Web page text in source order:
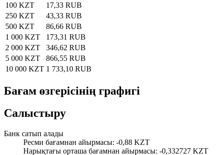
100 KZT
17,33 RUB
250 KZT
43,33 RUB
500 KZT
86,66 RUB
1 000 KZT
173,31 RUB
2 000 KZT
346,62 RUB
5 000 KZT
866,55 RUB
10 000 KZT 1 733,10 RUB
Бағам өзгерісінің графигі
Салыстыру
Банк сатып алады
Ресми бағамнан айырмасы: -0,88 KZT
Нарықтағы орташа бағамнан айырмасы: -0,332727 KZT